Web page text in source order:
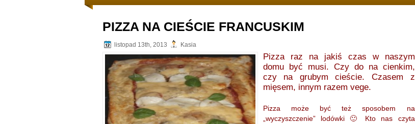
PIZZA NA CIEŚCIE FRANCUSKIM
listopad 13th, 2013 Kasia
Pizza raz na jakiś czas w naszym
domu być musi. Czy do na cienkim,
czy na grubym cieście. Czasem z
mięsem, innym razem vege.
Pizza może być też sposobem na
„wyczyszczenie” lodówki 🙂 Kto nas czyta